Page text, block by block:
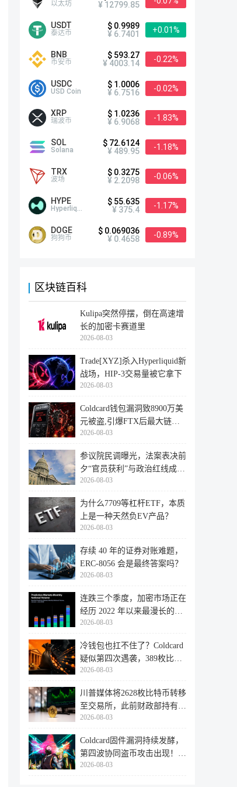
以太坊
¥ 12799.85
USDT
泰达币
$ 0.9989
¥ 6.7401
+0.01%
BNB
币安币
$ 593.27
¥ 4003.14
-0.22%
USDC
USD Coin
$ 1.0006
¥ 6.7516
-0.02%
XRP
瑞波币
$ 1.0236
¥ 6.9068
-1.83%
SOL
Solana
$ 72.6124
¥ 489.95
-1.18%
TRX
波场
$ 0.3275
¥ 2.2098
-0.06%
HYPE
Hyperliquid
$ 55.635
¥ 375.4
-1.17%
DOGE
狗狗币
$ 0.069036
¥ 0.4658
-0.89%
区块链百科
Kulipa突然停摆，倒在高速增
长的加密卡赛道里
2026-08-03
Trade[XYZ]杀入Hyperliquid新
战场，HIP-3交易量被它拿下
2026-08-03
Coldcard钱包漏洞致8900万美
元被盗,引爆FTX后最大链上
迁移潮
2026-08-03
参议院民调曝光，法案表决前
夕“官员获利”与政治红线成最
大
2026-08-03
为什么7709等杠杆ETF，本质
上是一种天然负EV产品？
2026-08-03
存续 40 年的证券对账难题，
ERC-8056 会是最终答案吗？
2026-08-03
连跌三个季度，加密市场正在
经历 2022 年以来最漫长的退
潮
2026-08-03
冷钱包也扛不住了？Coldcard
疑似第四次遇袭，389枚比特
币失
2026-08-03
川普媒体将2628枚比特币转移
至交易所，此前财政部持有的
比特
2026-08-03
Coldcard固件漏洞持续发酵，
第四波协同盗币攻击出现！
462个
2026-08-03